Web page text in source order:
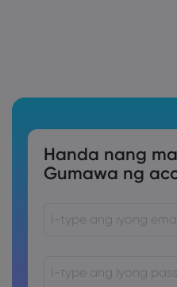
Handa nang
Gumawa ng